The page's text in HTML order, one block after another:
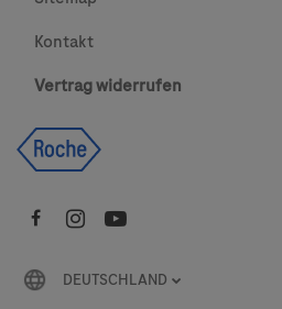
Kontakt
Vertrag widerrufen
DEUTSCHLAND